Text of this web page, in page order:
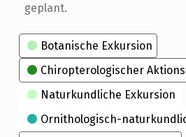
geplant.
Kategorien
Botanische Exkursion
Chiropterologischer
Naturkundliche Exkursion
Ornithologisch-